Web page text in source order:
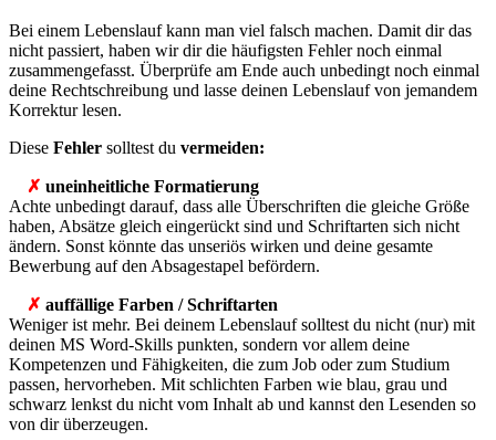
Bei einem Lebenslauf kann man viel falsch machen. Damit dir das
nicht passiert, haben wir dir die häufigsten Fehler noch einmal
zusammengefasst. Überprüfe am Ende auch unbedingt noch einmal
deine Rechtschreibung und lasse deinen Lebenslauf von jemandem
Korrektur lesen.
Diese Fehler solltest du vermeiden:
✗ uneinheitliche Formatierung
Achte unbedingt darauf, dass alle Überschriften die gleiche Größe
haben, Absätze gleich eingerückt sind und Schriftarten sich nicht
ändern. Sonst könnte das unseriös wirken und deine gesamte
Bewerbung auf den Absagestapel befördern.
✗ auffällige Farben / Schriftarten
Weniger ist mehr. Bei deinem Lebenslauf solltest du nicht (nur) mit
deinen MS Word-Skills punkten, sondern vor allem deine
Kompetenzen und Fähigkeiten, die zum Job oder zum Studium
passen, hervorheben. Mit schlichten Farben wie blau, grau und
schwarz lenkst du nicht vom Inhalt ab und kannst den Lesenden so
von dir überzeugen.